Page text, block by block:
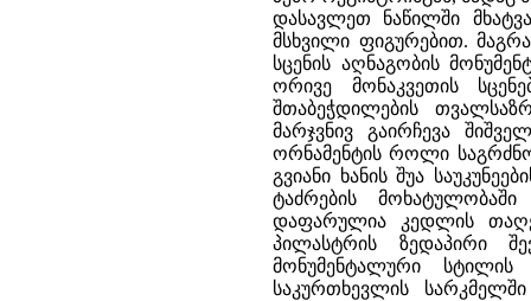
დასავლეთ ნაწილში
მსხვილი ფიგურებით.
სცენის აღნაგობის
ორივე მონაკვეთის
შთაბეჭდილების
მარჯვნივ გაირჩევა
ორნამენტის როლი
გვიანი ხანის შუა
ტაძრების
დაფარულია კედლის
პილასტრის ზედაპირი
მონუმენტალური სტილის
საკურთხევლის